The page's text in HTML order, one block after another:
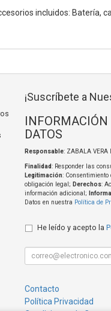
incluidos: Batería,
¡Suscríbete a
INFORMACIÓN
DATOS
Responsable: ZABALA VERA
Finalidad: Responder las
Legitimación: Consentimiento
obligación legal; Derechos:
información adicional;
Datos en nuestra Política de
He leído y acepto la
Contacto
Política Privacidad